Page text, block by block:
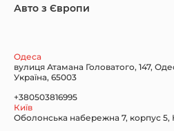
Nissan
Авто з Європи
Одеса
вулиця Атамана Головатого, 147,
Україна, 65003
+380503816995
Київ
Оболонська набережна 7, корпус 5,